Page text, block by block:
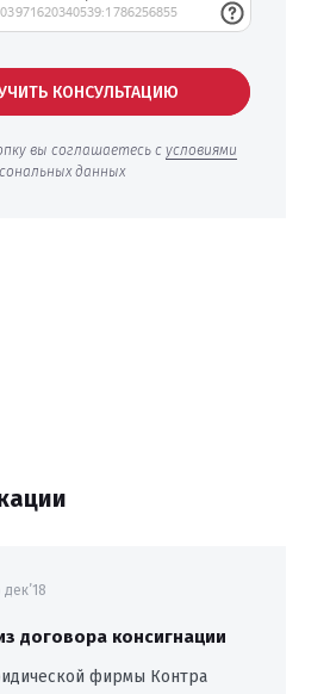
КОНСУЛЬТАЦИЮ
вы соглашаетесь с условиями
данных
дек’18
договора консигнации
фирмы Контра